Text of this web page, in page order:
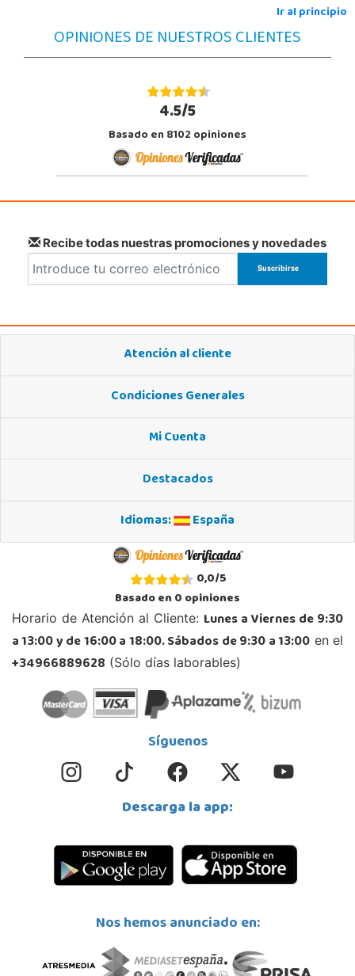
Ir al principio
OPINIONES DE NUESTROS CLIENTES
4.5/5
Basado en 8102 opiniones
Recibe todas nuestras promociones y novedades
Atención al cliente
Condiciones Generales
Mi Cuenta
Destacados
Idiomas:
España
0,0/5
Basado en0opiniones
Horario de Atención al Cliente: Lunes a Viernes de 9:30
a 13:00 y de 16:00 a 18:00. Sábados de 9:30 a 13:00 en el
+34966889628 (Sólo días laborables)
Síguenos
Descarga la app:
Nos hemos anunciado en: